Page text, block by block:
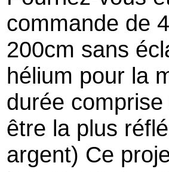
commande de
200cm sans
hélium pour la
durée
être la plus
argent) Ce